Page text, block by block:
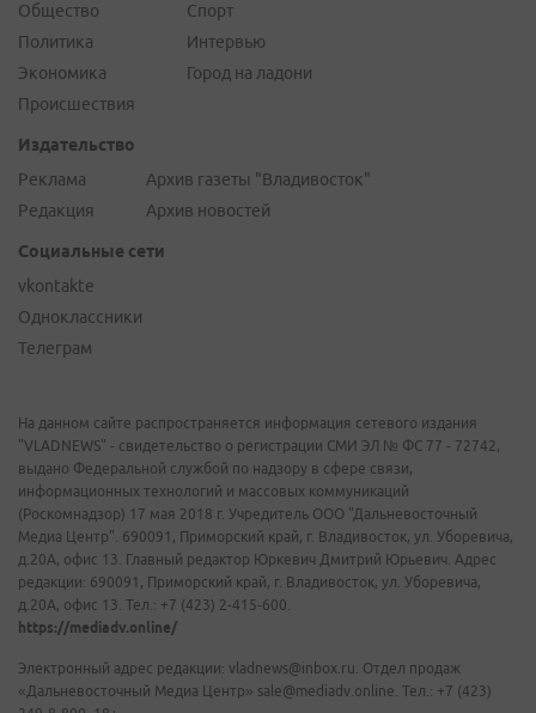
Общество
Политика
Экономика
Происшествия
Спорт
Интервью
Город на ладони
Издательство
Реклама
Редакция
Архив газеты "Владивосток"
Архив новостей
Социальные сети
vkontakte
Одноклассники
Телеграм
На данном сайте распространяется информация сетевого издания
"VLADNEWS" - свидетельство о регистрации СМИ ЭЛ № ФС 77 - 72742,
выдано Федеральной службой по надзору в сфере связи,
информационных технологий и массовых коммуникаций
(Роскомнадзор) 17 мая 2018 г. Учредитель ООО "Дальневосточный
Медиа Центр". 690091, Приморский край, г. Владивосток, ул. Уборевича,
д.20А, офис 13. Главный редактор Юркевич Дмитрий Юрьевич. Адрес
редакции: 690091, Приморский край, г. Владивосток, ул. Уборевича,
д.20А, офис 13. Тел.: +7 (423) 2-415-600.
https://mediadv.online/
Электронный адрес редакции: vladnews@inbox.ru. Отдел продаж
«Дальневосточный Медиа Центр» sale@mediadv.online. Тел.: +7 (423)